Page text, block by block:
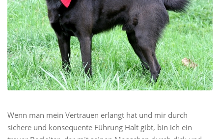
Wenn man mein Vertrauen erlangt hat und mir durch
sichere und konsequente Führung Halt gibt, bin ich ein